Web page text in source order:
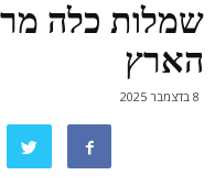
שמלות כלה
הארץ
8 בדצמבר 2025